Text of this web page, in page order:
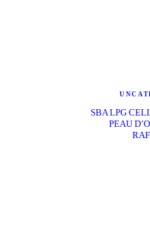
SBA LPG
PEAU